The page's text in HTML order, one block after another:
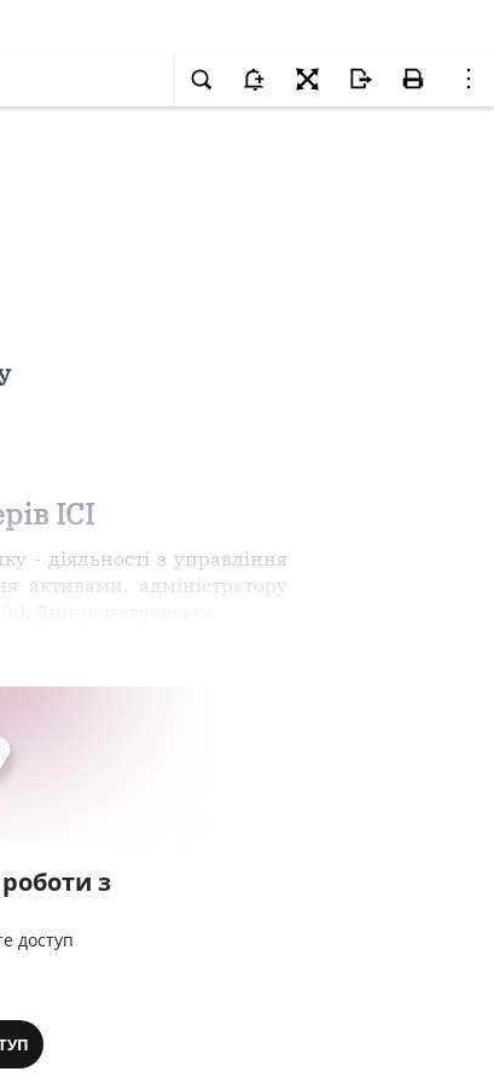
ІСІ
- діяльності з управління
активами, адміністратору
з
доступ